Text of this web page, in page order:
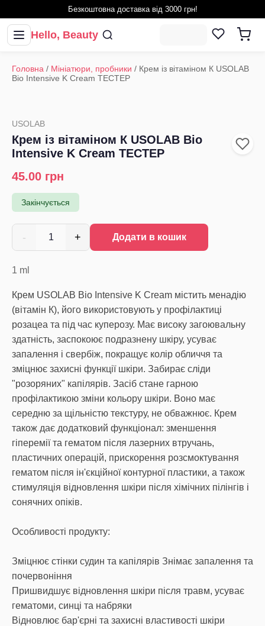
Безкоштовна доставка від 3000 грн!
Hello, Beauty
Головна / Мініатюри, пробники / Крем із вітаміном К USOLAB
Bio Intensive K Cream ТЕСТЕР
USOLAB
Крем із вітаміном К USOLAB Bio
Intensive K Cream ТЕСТЕР
45.00 грн
Закінчується
- 1 + Додати в кошик
1 ml
Крем USOLAB Bio Intensive K Cream містить менадію
(вітамін К), його використовують у профілактиці
розацеа та під час куперозу. Має високу загоювальну
здатність, заспокоює подразнену шкіру, усуває
запалення і свербіж, покращує колір обличчя та
зміцнює захисні функції шкіри. Забирає сліди
"розоряних" капілярів. Засіб стане гарною
профілактикою зміни кольору шкіри. Воно має
середню за щільністю текстуру, не обважнює. Крем
також дає додатковий функціонал: зменшення
гіперемії та гематом після лазерних втручань,
пластичних операцій, прискорення розсмоктування
гематом після ін'єкційної контурної пластики, а також
стимуляція відновлення шкіри після хімічних пілінгів і
сонячних опіків.
Особливості продукту:
Зміцнює стінки судин та капілярів Знімає запалення та
почервоніння
Пришвидшує відновлення шкіри після травм, усуває
гематоми, синці та набряки
Відновлює бар'єрні та захисні властивості шкіри